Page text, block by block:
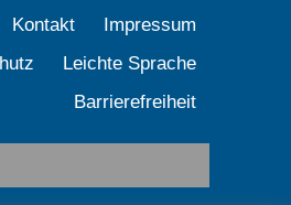
Kontakt
Impressum
Leichte Sprache
Barrierefreiheit